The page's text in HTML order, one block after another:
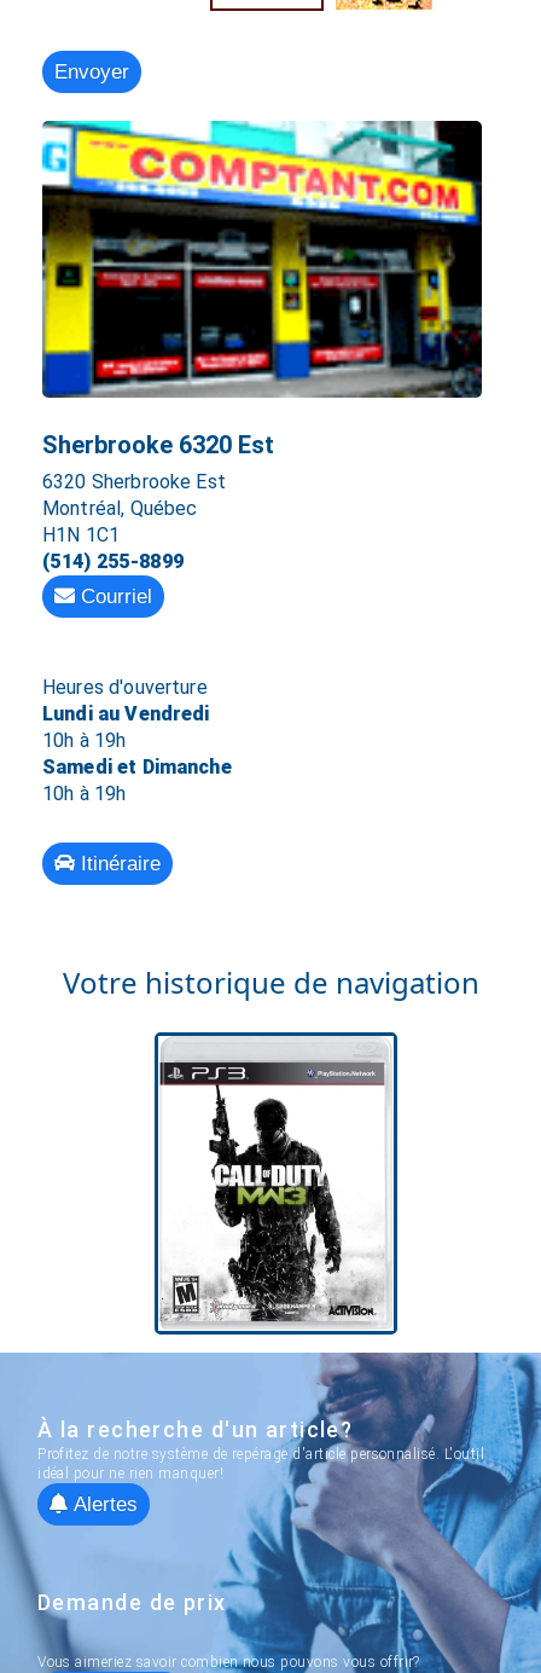
Sherbrooke 6320 Est
6320 Sherbrooke Est
Montréal, Québec
H1N 1C1
(514) 255-8899
Courriel
Heures d'ouverture
Lundi au Vendredi
10h à 19h
Samedi et Dimanche
10h à 19h
Itinéraire
Votre historique de navigation
À la recherche d'un article?
Profitez de notre système de repérage d'article personnalisé. L'outil
idéal pour ne rien manquer!
Alertes
Demande de prix
Vous aimeriez savoir combien nous pouvons vous offrir?